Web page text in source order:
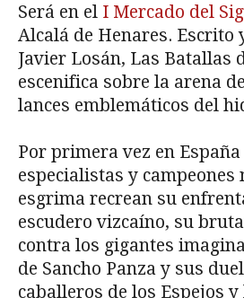
Será en el I Mercado del
Alcalá de Henares.
Javier Losán, Las Batallas
escenifica sobre la arena
lances emblemáticos del
Por primera vez en
especialistas y campeones
esgrima recrean su
escudero vizcaíno, su
contra los gigantes
de Sancho Panza y sus
caballeros de los Espejos